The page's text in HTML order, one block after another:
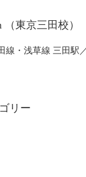
（東京三田校）
・浅草線 三田駅
リー